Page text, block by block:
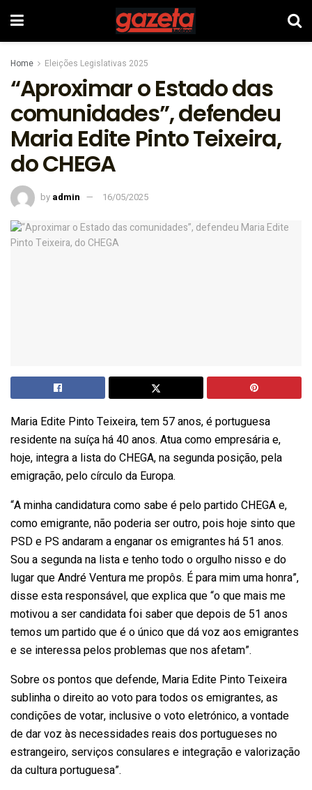
Home Eleições Legislativas 2025
“Aproximar o Estado das
comunidades”, defendeu
Maria Edite Pinto Teixeira,
do CHEGA
by admin 16/05/2025
Maria Edite Pinto Teixeira, tem 57 anos, é portuguesa
residente na suíça há 40 anos. Atua como empresária e,
hoje, integra a lista do CHEGA, na segunda posição, pela
emigração, pelo círculo da Europa.
“A minha candidatura como sabe é pelo partido CHEGA e,
como emigrante, não poderia ser outro, pois hoje sinto que
PSD e PS andaram a enganar os emigrantes há 51 anos.
Sou a segunda na lista e tenho todo o orgulho nisso e do
lugar que André Ventura me propôs. É para mim uma honra”,
disse esta responsável, que explica que “o que mais me
motivou a ser candidata foi saber que depois de 51 anos
temos um partido que é o único que dá voz aos emigrantes
e se interessa pelos problemas que nos afetam”.
Sobre os pontos que defende, Maria Edite Pinto Teixeira
sublinha o direito ao voto para todos os emigrantes, as
condições de votar, inclusive o voto eletrónico, a vontade
de dar voz às necessidades reais dos portugueses no
estrangeiro, serviços consulares e integração e valorização
da cultura portuguesa”.